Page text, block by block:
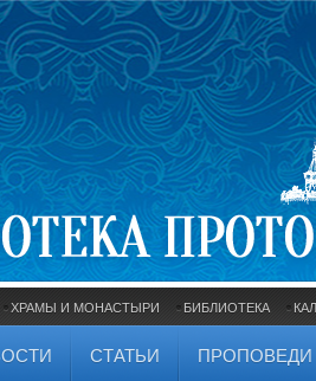
ХРАМЫ И МОНАСТЫРИ БИБЛИОТЕКА
СТАТЬИ ПРОПОВЕДИ